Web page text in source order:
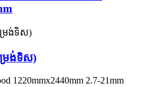
ម្រង់ទិស)